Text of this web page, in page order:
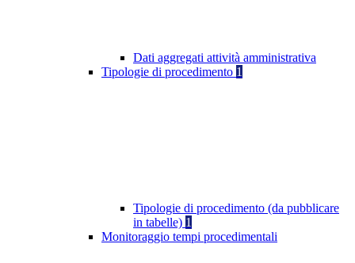
Dati aggregati attività amministrativa
Tipologie di procedimento 1
Tipologie di procedimento (da pubblicare
in tabelle) 1
Monitoraggio tempi procedimentali